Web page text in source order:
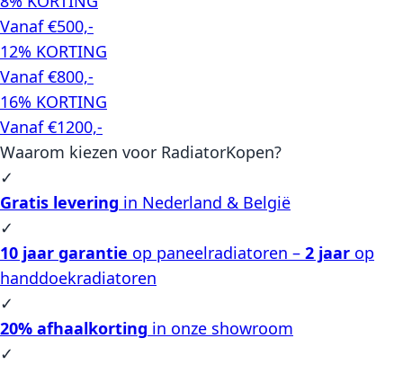
Vanaf €500,-
12% KORTING
Vanaf €800,-
16% KORTING
Vanaf €1200,-
Waarom kiezen voor RadiatorKopen?
✓
Gratis levering in Nederland & België
✓
10 jaar garantie op paneelradiatoren – 2 jaar op
handdoekradiatoren
✓
20% afhaalkorting in onze showroom
✓